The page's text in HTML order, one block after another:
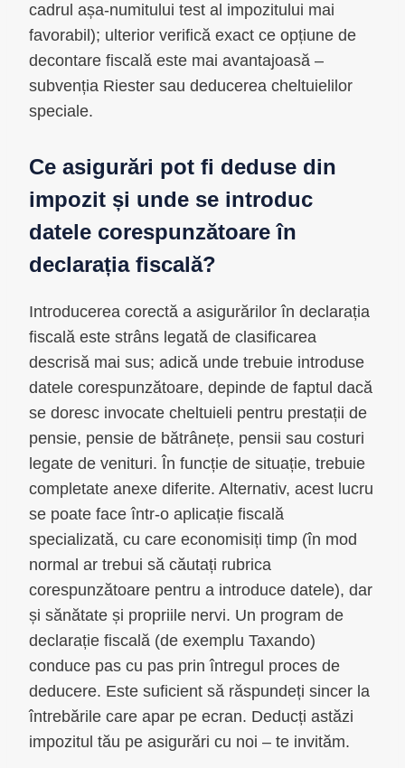
cadrul așa-numitului test al impozitului mai
favorabil); ulterior verifică exact ce opțiune de
decontare fiscală este mai avantajoasă –
subvenția Riester sau deducerea cheltuielilor
speciale.
Ce asigurări pot fi deduse din
impozit și unde se introduc
datele corespunzătoare în
declarația fiscală?
Introducerea corectă a asigurărilor în declarația
fiscală este strâns legată de clasificarea
descrisă mai sus; adică unde trebuie introduse
datele corespunzătoare, depinde de faptul dacă
se doresc invocate cheltuieli pentru prestații de
pensie, pensie de bătrânețe, pensii sau costuri
legate de venituri. În funcție de situație, trebuie
completate anexe diferite. Alternativ, acest lucru
se poate face într-o aplicație fiscală
specializată, cu care economisiți timp (în mod
normal ar trebui să căutați rubrica
corespunzătoare pentru a introduce datele), dar
și sănătate și propriile nervi. Un program de
declarație fiscală (de exemplu Taxando)
conduce pas cu pas prin întregul proces de
deducere. Este suficient să răspundeți sincer la
întrebările care apar pe ecran. Deducți astăzi
impozitul tău pe asigurări cu noi – te invităm.